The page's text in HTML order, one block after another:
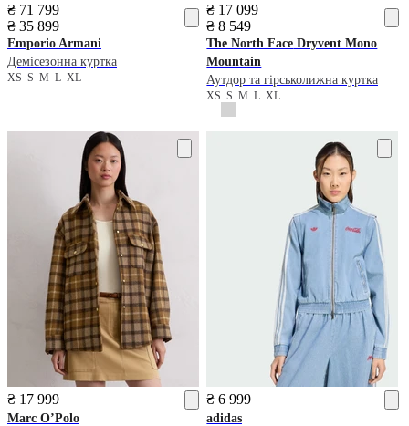
₴ 71 799
₴ 35 899
Emporio Armani
Демісезонна куртка
XS S M L XL
₴ 17 099
₴ 8 549
The North Face Dryvent Mono
Mountain
Аутдор та гірськолижна куртка
XSSMLXL
₴ 17 999
Marc O’Polo
₴ 6 999
adidas